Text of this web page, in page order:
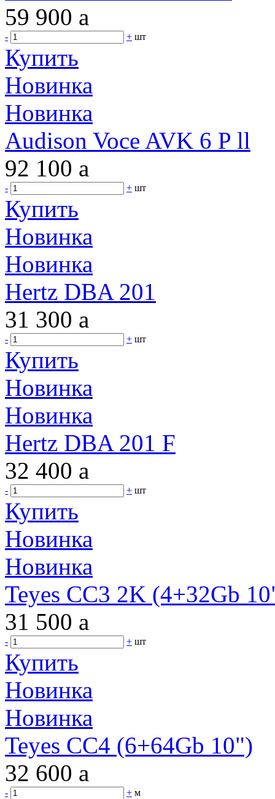
59 900 a
- + шт
Купить
Новинка
Новинка
Audison Voce AVK 6 P ll
92 100 a
- + шт
Купить
Новинка
Новинка
Hertz DBA 201
31 300 a
- + шт
Купить
Новинка
Новинка
Hertz DBA 201 F
32 400 a
- + шт
Купить
Новинка
Новинка
Teyes CC3 2K (4+32Gb
31 500 a
- + шт
Купить
Новинка
Новинка
Teyes CC4 (6+64Gb 10")
32 600 a
- + м